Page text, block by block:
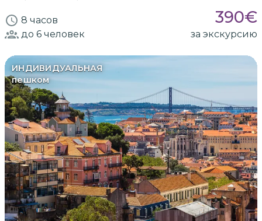
8 часов 390€
до 6 человек за экскурсию
ИНДИВИДУАЛЬНАЯ
пешком